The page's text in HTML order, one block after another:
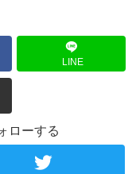
LINE
ーする